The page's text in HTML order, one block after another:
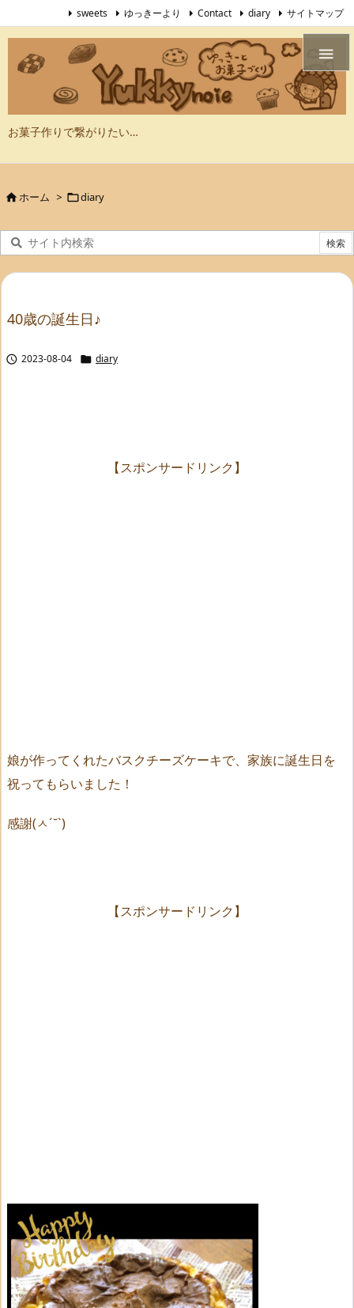
お菓子作りで繋がりたい…

sweets ゆっきーより Contact diary サイトマップ
ホーム > diary
40歳の誕生日♪
 2023-08-04  diary
【スポンサードリンク】
娘が作ってくれたバスクチーズケーキで、家族に誕生日を
祝ってもらいました！
感謝(ㅅ´˘`)
【スポンサードリンク】